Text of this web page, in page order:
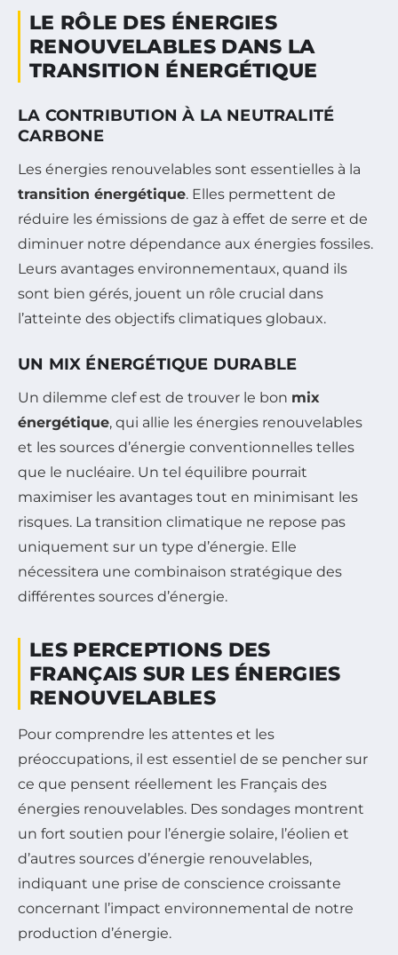
LE RÔLE DES ÉNERGIES
RENOUVELABLES DANS LA
TRANSITION ÉNERGÉTIQUE
LA CONTRIBUTION À LA NEUTRALITÉ
CARBONE
Les énergies renouvelables sont essentielles à la
transition énergétique. Elles permettent de
réduire les émissions de gaz à effet de serre et de
diminuer notre dépendance aux énergies fossiles.
Leurs avantages environnementaux, quand ils
sont bien gérés, jouent un rôle crucial dans
l’atteinte des objectifs climatiques globaux.
UN MIX ÉNERGÉTIQUE DURABLE
Un dilemme clef est de trouver le bon mix
énergétique, qui allie les énergies renouvelables
et les sources d’énergie conventionnelles telles
que le nucléaire. Un tel équilibre pourrait
maximiser les avantages tout en minimisant les
risques. La transition climatique ne repose pas
uniquement sur un type d’énergie. Elle
nécessitera une combinaison stratégique des
différentes sources d’énergie.
LES PERCEPTIONS DES
FRANÇAIS SUR LES ÉNERGIES
RENOUVELABLES
Pour comprendre les attentes et les
préoccupations, il est essentiel de se pencher sur
ce que pensent réellement les Français des
énergies renouvelables. Des sondages montrent
un fort soutien pour l’énergie solaire, l’éolien et
d’autres sources d’énergie renouvelables,
indiquant une prise de conscience croissante
concernant l’impact environnemental de notre
production d’énergie.